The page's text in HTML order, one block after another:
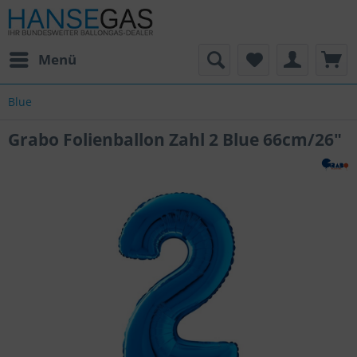
Menü
Blue
Grabo Folienballon Zahl 2 Blue 66cm/26"